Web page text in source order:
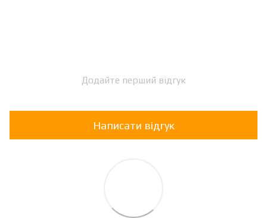
Додайте перший відгук
Написати відгук